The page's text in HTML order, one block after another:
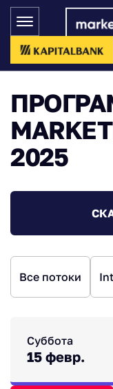
2025
Все потоки
Суббота
15 февр.